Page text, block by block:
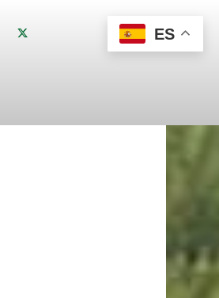
ES